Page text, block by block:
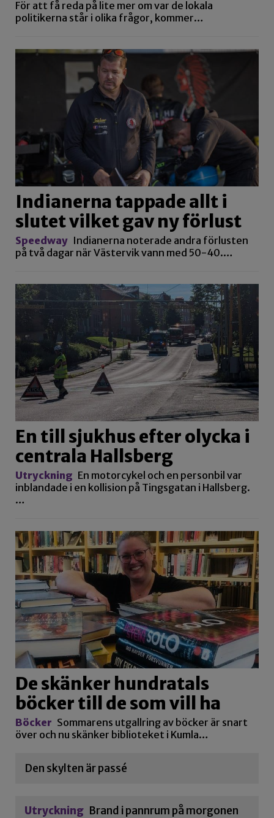
För att få reda på lite mer om var de lokala
politikerna står i olika frågor, kommer…
Indianerna tappade allt i
slutet vilket gav ny förlust
Speedway Indianerna noterade andra förlusten
på två dagar när Västervik vann med 50-40.…
En till sjukhus efter olycka i
centrala Hallsberg
Utryckning En motorcykel och en personbil var
inblandade i en kollision på Tingsgatan i Hallsberg.
…
De skänker hundratals
böcker till de som vill ha
Böcker Sommarens utgallring av böcker är snart
över och nu skänker biblioteket i Kumla…
Den skylten är passé
Utryckning Brand i pannrum på morgonen